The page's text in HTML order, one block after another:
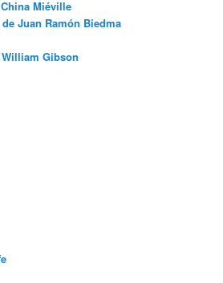
Miéville
Juan Ramón Biedma
Gibson